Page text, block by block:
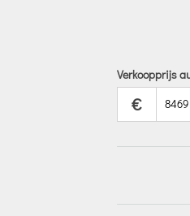
Verkoopprijs
€